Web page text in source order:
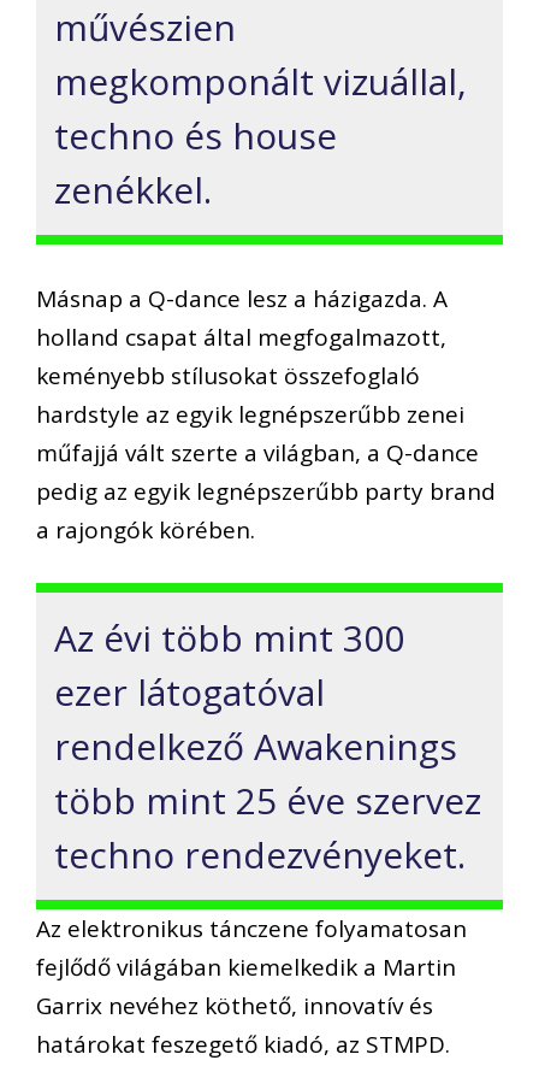
művészien
megkomponált vizuállal,
techno és house
zenékkel.
Másnap a Q-dance lesz a házigazda. A
holland csapat által megfogalmazott,
keményebb stílusokat összefoglaló
hardstyle az egyik legnépszerűbb zenei
műfajjá vált szerte a világban, a Q-dance
pedig az egyik legnépszerűbb party brand
a rajongók körében.
Az évi több mint 300
ezer látogatóval
rendelkező Awakenings
több mint 25 éve szervez
techno rendezvényeket.
Az elektronikus tánczene folyamatosan
fejlődő világában kiemelkedik a Martin
Garrix nevéhez köthető, innovatív és
határokat feszegető kiadó, az STMPD.